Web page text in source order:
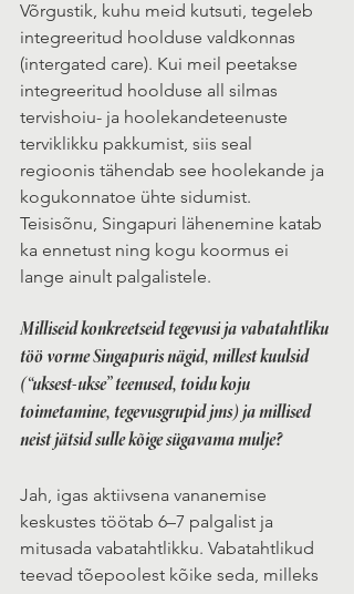
Võrgustik, kuhu meid kutsuti, tegeleb
integreeritud hoolduse valdkonnas
(intergated care). Kui meil peetakse
integreeritud hoolduse all silmas
tervishoiu- ja hoolekandeteenuste
terviklikku pakkumist, siis seal
regioonis tähendab see hoolekande ja
kogukonnatoe ühte sidumist.
Teisisõnu, Singapuri lähenemine katab
ka ennetust ning kogu koormus ei
lange ainult palgalistele.
Milliseid konkreetseid tegevusi ja vabatahtliku
töö vorme Singapuris nägid, millest kuulsid
(“uksest-ukse” teenused, toidu koju
toimetamine, tegevusgrupid jms) ja millised
neist jätsid sulle kõige sügavama mulje?
Jah, igas aktiivsena vananemise
keskustes töötab 6–7 palgalist ja
mitusada vabatahtlikku. Vabatahtlikud
teevad tõepoolest kõike seda, milleks